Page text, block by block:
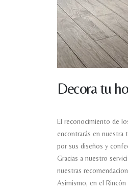
Decora tu
El reconocimiento de
encontrarás en nuestra
por sus diseños y
Gracias a nuestro
nuestras
Asimismo, en el